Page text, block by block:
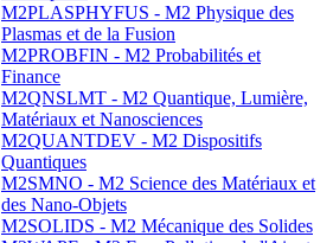
M2PLASPHYFUS - M2 Physique des
Plasmas et de la Fusion
M2PROBFIN - M2 Probabilités et
Finance
M2QNSLMT - M2 Quantique, Lumière,
Matériaux et Nanosciences
M2QUANTDEV - M2 Dispositifs
Quantiques
M2SMNO - M2 Science des Matériaux et
des Nano-Objets
M2SOLIDS - M2 Mécanique des Solides